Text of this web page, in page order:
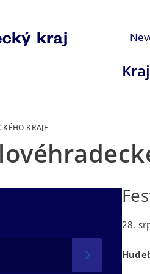
Kraj
KRAJE
28.